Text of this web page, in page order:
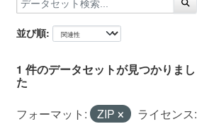
並び順
1 件のデータセットが見つかりまし
た
フォーマット: ZIP
ライセンス: